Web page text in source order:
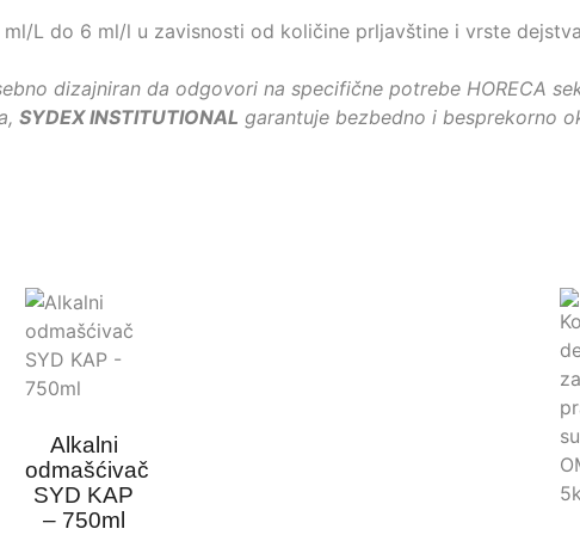
L do 6 ml/l u zavisnosti od količine prljavštine i vrste
dizajniran da odgovori na specifične potrebe HORECA
SYDEX INSTITUTIONAL garantuje bezbedno i besprekorno
Alkalni
odmašćivač
SYD KAP
– 750ml